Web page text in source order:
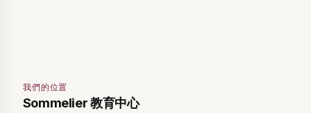
我們的位置
Sommelier 教育中心